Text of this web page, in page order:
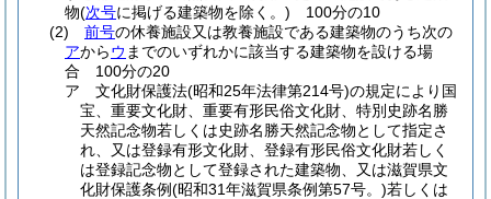
物(次号に掲げる建築物を除く。) 100分の10
(2)
前号の休養施設又は教養施設である建築物のうち次の
アからウ までのいずれかに該当する建築物を設ける場
合 100分の20
ア
文化財保護法(昭和25年法律第214号)の規定により国
宝、重要文化財、重要有形民俗文化財、特別史跡名勝
天然記念物若しくは史跡名勝天然記念物として指定さ
れ、又は登録有形文化財、登録有形民俗文化財若しく
は登録記念物として登録された建築物、又は滋賀県文
化財保護条例(昭和31年滋賀県条例第57号。)若しくは